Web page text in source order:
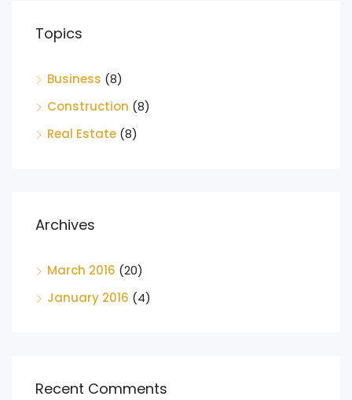
Topics
Business (8)
Construction (8)
Real Estate (8)
Archives
March 2016 (20)
January 2016 (4)
Recent Comments